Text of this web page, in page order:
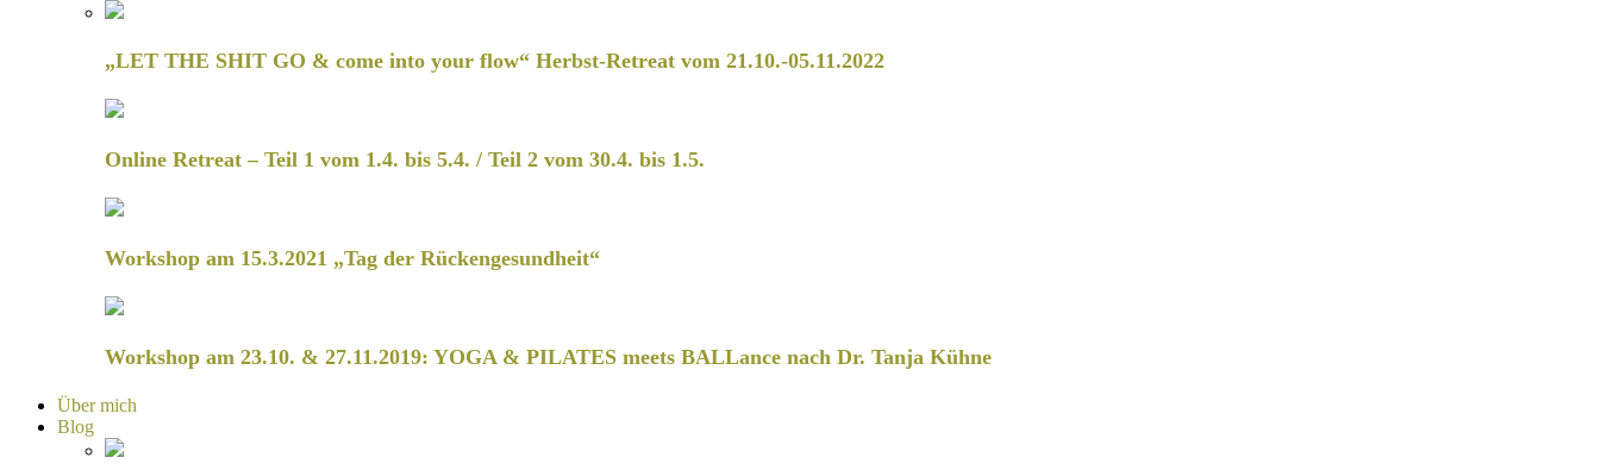
„LET THE SHIT GO & come into your flow“ Herbst-Retreat vom 21.10.-05.11.2022
Online Retreat – Teil 1 vom 1.4. bis 5.4. / Teil 2 vom 30.4. bis 1.5.
Workshop am 15.3.2021 „Tag der Rückengesundheit“
Workshop am 23.10. & 27.11.2019: YOGA & PILATES meets BALLance nach Dr. Tanja Kühne
Über mich
Blog